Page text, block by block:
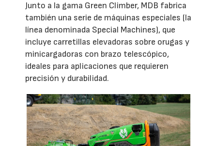
Junto a la gama Green Climber, MDB fabrica
también una serie de máquinas especiales (la
línea denominada Special Machines), que
incluye carretillas elevadoras sobre orugas y
minicargadoras con brazo telescópico,
ideales para aplicaciones que requieren
precisión y durabilidad.